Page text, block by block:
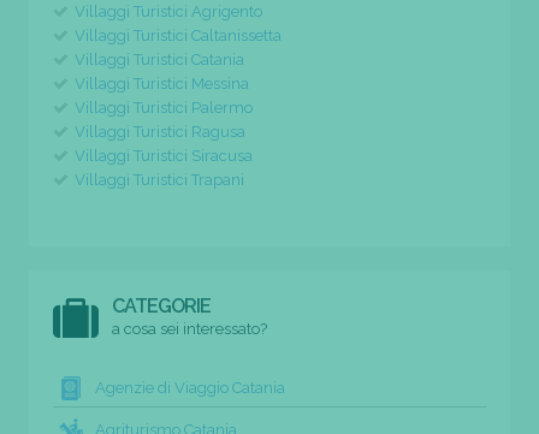
Villaggi Turistici Agrigento
Villaggi Turistici Caltanissetta
Villaggi Turistici Catania
Villaggi Turistici Messina
Villaggi Turistici Palermo
Villaggi Turistici Ragusa
Villaggi Turistici Siracusa
Villaggi Turistici Trapani
CATEGORIE
a cosa sei interessato?
Agenzie di Viaggio Catania
Agriturismo Catania